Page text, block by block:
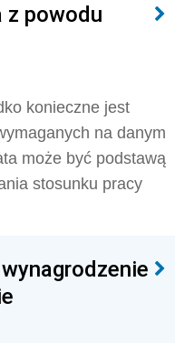
z powodu
konieczne jest
na danym
może być podstawą
stosunku pracy